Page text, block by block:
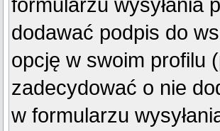
formularzu wysyłania
dodawać podpis do
opcję w swoim profilu
zadecydować o nie
w formularzu